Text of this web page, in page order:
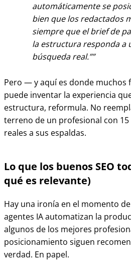
automáticamente se
bien que los redactados
siempre que el brief de
la estructura responda a
búsqueda real.”
Pero — y aquí es donde muchos
puede inventar la experiencia
estructura, reformula. No
terreno de un profesional con
reales a sus espaldas.
Lo que los buenos SEO
qué es relevante)
Hay una ironía en el momento
agentes IA automatizan la
algunos de los mejores
posicionamiento siguen
verdad. En papel.